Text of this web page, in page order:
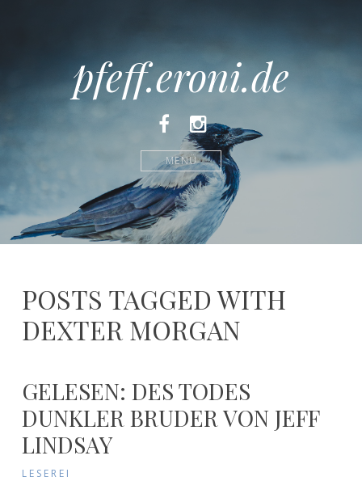
pfeff.eroni.de
FacebookInstagram
MENÜ
POSTS TAGGED WITH
DEXTER MORGAN
GELESEN: DES TODES
DUNKLER BRUDER VON JEFF
LINDSAY
LESEREI